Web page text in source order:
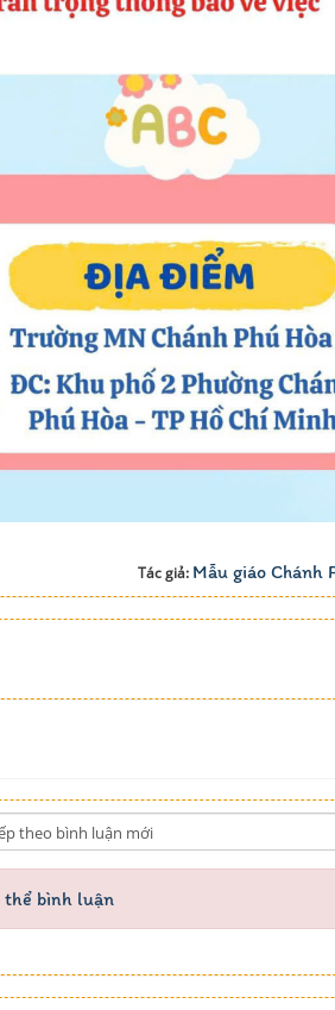
Tác giả: Mẫu giáo Chánh
thể bình luận